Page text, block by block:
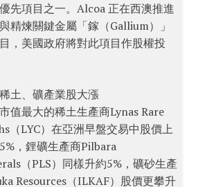
先項目之一。Alcoa 正在西澳推進
精煉關鍵金屬「鎵（Gallium）」
，美國政府將對此項目作股權投
土、礦產業股大漲
值最大的稀土生產商Lynas Rare
（LYC）在亞洲早盤交易中股價上
，鋰礦生產商Pilbara
（PLS）同樣升約5%，礦砂生產
Resources（ILKAF）股價更攀升